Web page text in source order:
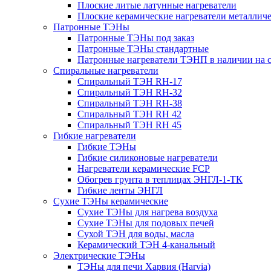
Плоские литые латунные нагреватели
Плоские керамические нагреватели
Патронные ТЭНы
Патронные ТЭНы под заказ
Патронные ТЭНы стандартные
Патронные нагреватели ТЭНП в наличии на
Спиральные нагреватели
Спиральный ТЭН RH-17
Спиральный ТЭН RH-32
Спиральный ТЭН RH-38
Спиральный ТЭН RH 42
Спиральный ТЭН RH 45
Гибкие нагреватели
Гибкие ТЭНы
Гибкие силиконовые нагреватели
Нагреватели керамические FCP
Обогрев грунта в теплицах ЭНГЛ-1-ТК
Гибкие ленты ЭНГЛ
Сухие ТЭНы керамические
Сухие ТЭНы для нагрева воздуха
Сухие ТЭНы для подовых печей
Сухой ТЭН для воды, масла
Керамический ТЭН 4-канальный
Электрические ТЭНы
ТЭНы для печи Харвия (Harvia)